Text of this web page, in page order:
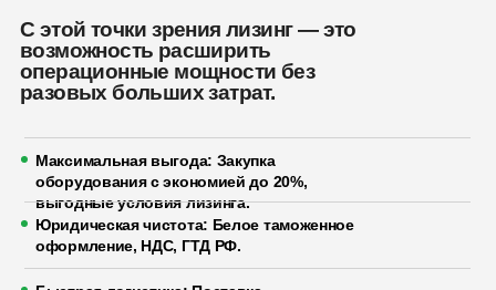
С этой точки зрения лизинг — это
возможность расширить
операционные мощности без
разовых больших затрат.
Максимальная выгода: Закупка
оборудования с экономией до 20%,
выгодные условия лизинга.
Юридическая чистота: Белое таможенное
оформление, НДС, ГТД РФ.